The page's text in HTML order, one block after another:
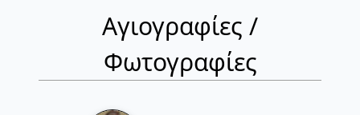
Αγιογραφίες /
Φωτογραφίες